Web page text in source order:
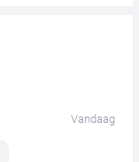
Vandaag